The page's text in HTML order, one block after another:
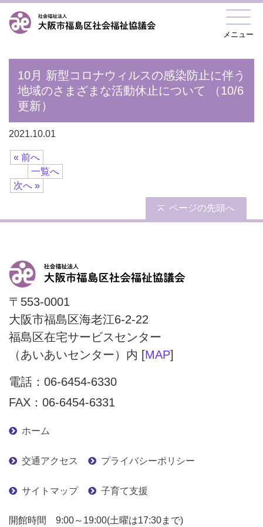
メニュー
10月 新型コロナウィルスの感染防止に伴う
地域のさまざまな活動休止について （10/6
更新）
2021.10.01
« 前へ
一覧へ
次へ »
ページの先頭へ
〒553-0001
大阪市福島区海老江6-2-22
福島区在宅サービスセンター
（あいあいセンター）内 [MAP]
電話： 06-6454-6330
FAX：06-6454-6331
ホーム
交通アクセス プライバシーポリシー
サイトマップ 子育て支援
開館時間 9:00～19:00(土曜は17:30まで)